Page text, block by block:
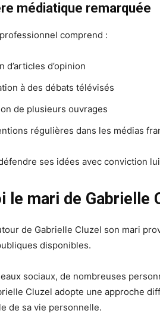
médiatique remarquée
comprend :
d’articles d’opinion
à des débats télévisés
de plusieurs ouvrages
régulières dans les médias
ses idées avec conviction
le mari de
de Gabrielle Cluzel son mari
disponibles.
sociaux, de nombreuses
Cluzel adopte une approche
de sa vie personnelle.